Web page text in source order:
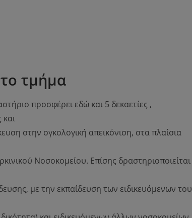
τμήμα
προσφέρει εδώ και 5 δεκαετίες ,
στην ογκολογική απεικόνιση, στα πλαίσια
Νοσοκομείου. Επίσης δραστηριοποιείται
με την εκπαίδευση των ειδικευόμενων του